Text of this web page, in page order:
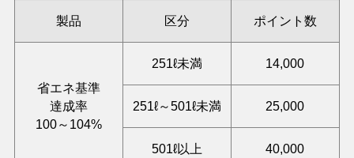
製品 区分 ポイント数
省エネ基準
達成率
100～104%
251ℓ未満 14,000
251ℓ～501ℓ未満 25,000
501ℓ以上 40,000